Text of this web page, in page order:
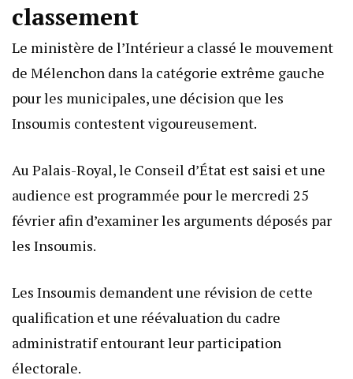
classement
Le ministère de l’Intérieur a classé le mouvement
de Mélenchon dans la catégorie extrême gauche
pour les municipales, une décision que les
Insoumis contestent vigoureusement.
Au Palais-Royal, le Conseil d’État est saisi et une
audience est programmée pour le mercredi 25
février afin d’examiner les arguments déposés par
les Insoumis.
Les Insoumis demandent une révision de cette
qualification et une réévaluation du cadre
administratif entourant leur participation
électorale.